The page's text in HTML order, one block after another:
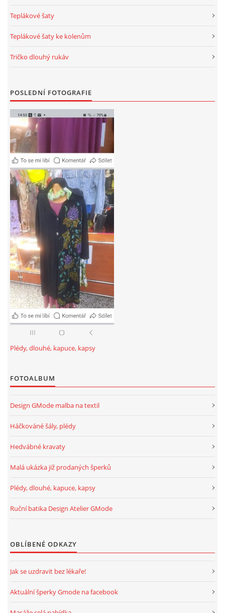
Teplákové šaty
Teplákové šaty ke kolenům
Tričko dlouhý rukáv
POSLEDNÍ FOTOGRAFIE
Plédy, dlouhé, kapuce, kapsy
FOTOALBUM
Design GMode malba na textil
Háčkováné šály, plédy
Hedvábné kravaty
Malá ukázka již prodaných šperků
Plédy, dlouhé, kapuce, kapsy
Ruční batika Design Atelier GMode
OBLÍBENÉ ODKAZY
Jak se uzdravit bez lékaře!
Aktuální šperky Gmode na facebook